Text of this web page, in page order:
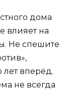
дома
влияет на
Не спешите
лет вперёд.
не всегда